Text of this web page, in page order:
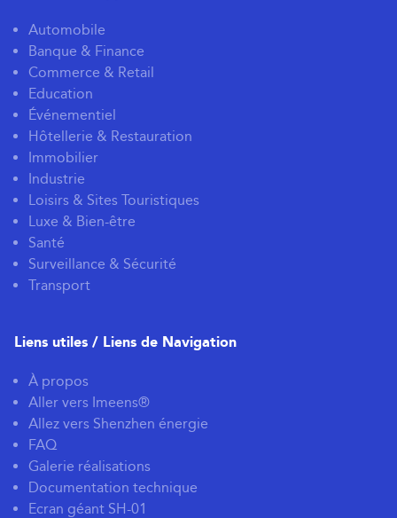
Automobile
Banque & Finance
Commerce & Retail
Education
Événementiel
Hôtellerie & Restauration
Immobilier
Industrie
Loisirs & Sites Touristiques
Luxe & Bien-être
Santé
Surveillance & Sécurité
Transport
Liens utiles / Liens de Navigation
À propos
Aller vers Imeens®
Allez vers Shenzhen énergie
FAQ
Galerie réalisations
Documentation technique
Ecran géant SH-01